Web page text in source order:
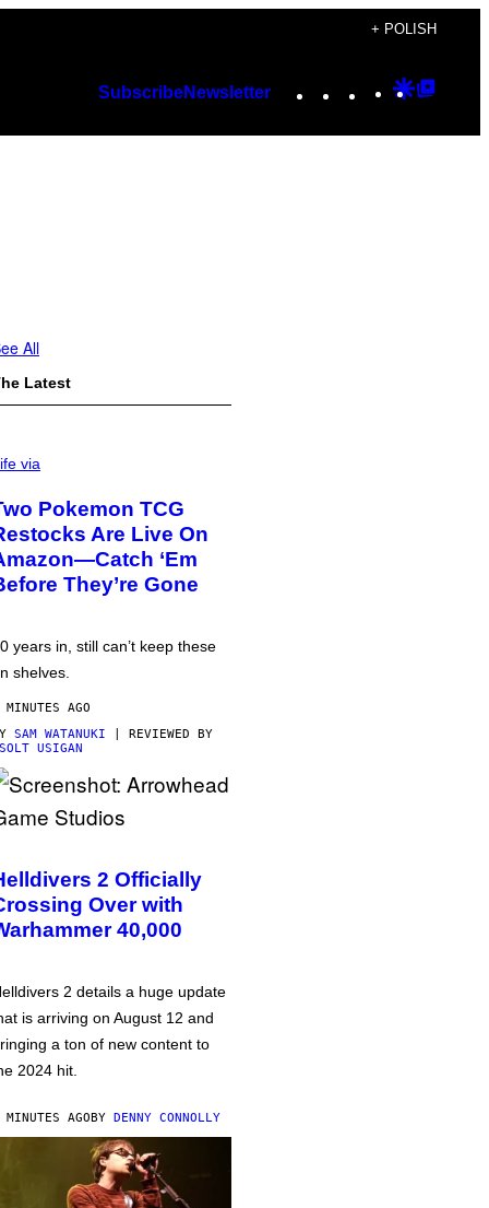
+ POLISH
SubscribeNewsletter Instagram
TikTok
YouTube
Google
All
Latest
via
Pokemon TCG
Are Live On
‘Em
They’re Gone
years in, still can’t keep these
shelves.
AGO
SAM WATANUKI | REVIEWED BY
USIGAN
2 Officially
Over with
40,000
2 details a huge update
is arriving on August 12 and
a ton of new content to
2024 hit.
AGOBY DENNY CONNOLLY